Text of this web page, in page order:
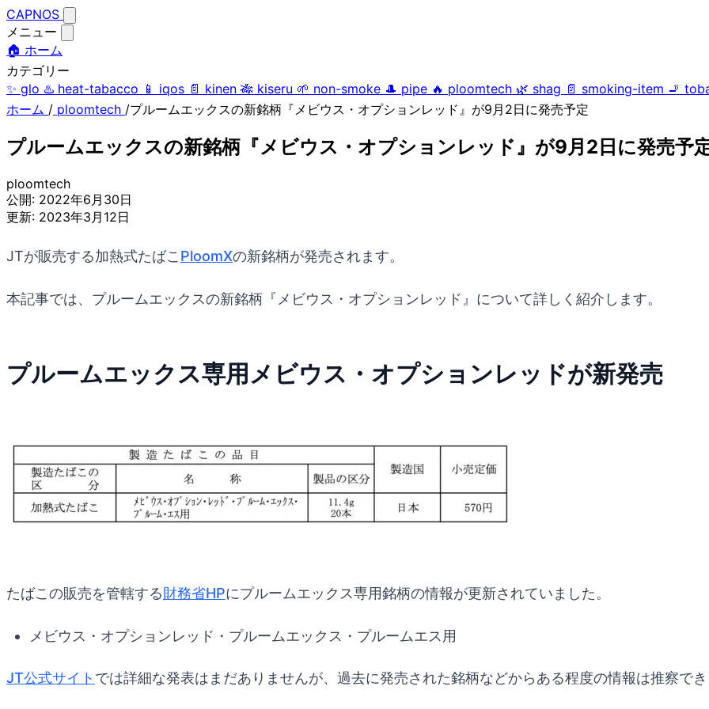
CAPNOS
メニュー
🏠 ホーム
カテゴリー
✨ glo ♨️ heat-tabacco 📱 iqos 📄 kinen 🎋 kiseru 🌱 non-smoke 🎩 pipe 🔥 ploomtech 🌿 shag 📄 smoking-item 🚬
ホーム / ploomtech /プルームエックスの新銘柄『メビウス・オプションレッド』が9月2日に発売予定
プルームエックスの新銘柄『メビウス・オプションレッド』が9月2日に発売予
ploomtech
公開: 2022年6月30日
更新: 2023年3月12日
JTが販売する加熱式たばこPloomXの新銘柄が発売されます。
本記事では、プルームエックスの新銘柄『メビウス・オプションレッド』について詳しく紹介します。
プルームエックス専用メビウス・オプションレッドが新発売
たばこの販売を管轄する財務省HPにプルームエックス専用銘柄の情報が更新されていました。
メビウス・オプションレッド・プルームエックス・プルームエス用
JT公式サイト では詳細な発表はまだありませんが、過去に発売された銘柄などからある程度の情報は推察で